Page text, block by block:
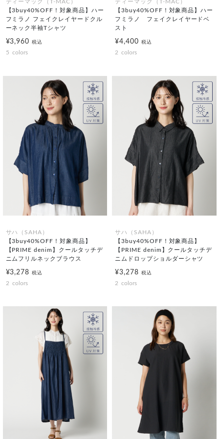
ティーマック（T-MAC）
【3buy40%OFF！対象商品】ハー
フミラノ フェイクレイヤードクル
ーネック半袖Tシャツ
¥3,960税込
5 colors
ティーマック（T-MAC）
【3buy40%OFF！対象商品】ハー
フミラノ フェイクレイヤードベ
スト
¥4,400 税込
2 colors
サハ（SAHA）
【3buy40%OFF！対象商品】
【PRIME denim】クールタッチデ
ニムフリルネックブラウス
¥3,278税込
2 colors
サハ（SAHA）
【3buy40%OFF！対象商品】
【PRIME denim】クールタッチデ
ニムドロップショルダーシャツ
¥3,278 税込
2 colors